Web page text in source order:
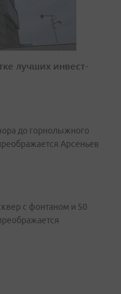
лучших инвест-
до горнолыжного
Арсеньев
с фонтаном и 50